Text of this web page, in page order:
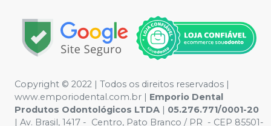
Copyright © 2022 | Todos os direitos reservados |
www.emporiodental.com.br | Emporio Dental
Produtos Odontológicos LTDA | 05.276.771/0001-20
| Av. Brasil, 1417 - Centro, Pato Branco / PR - CEP 85501-